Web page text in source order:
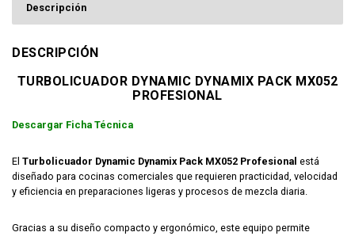
Descripción
DESCRIPCIÓN
TURBOLICUADOR DYNAMIC DYNAMIX PACK MX052
PROFESIONAL
Descargar Ficha Técnica
El Turbolicuador Dynamic Dynamix Pack MX052 Profesional está
diseñado para cocinas comerciales que requieren practicidad, velocidad
y eficiencia en preparaciones ligeras y procesos de mezcla diaria.
Gracias a su diseño compacto y ergonómico, este equipo permite